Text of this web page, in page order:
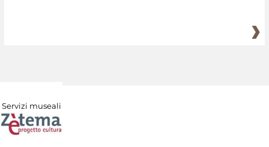
Servizi museali